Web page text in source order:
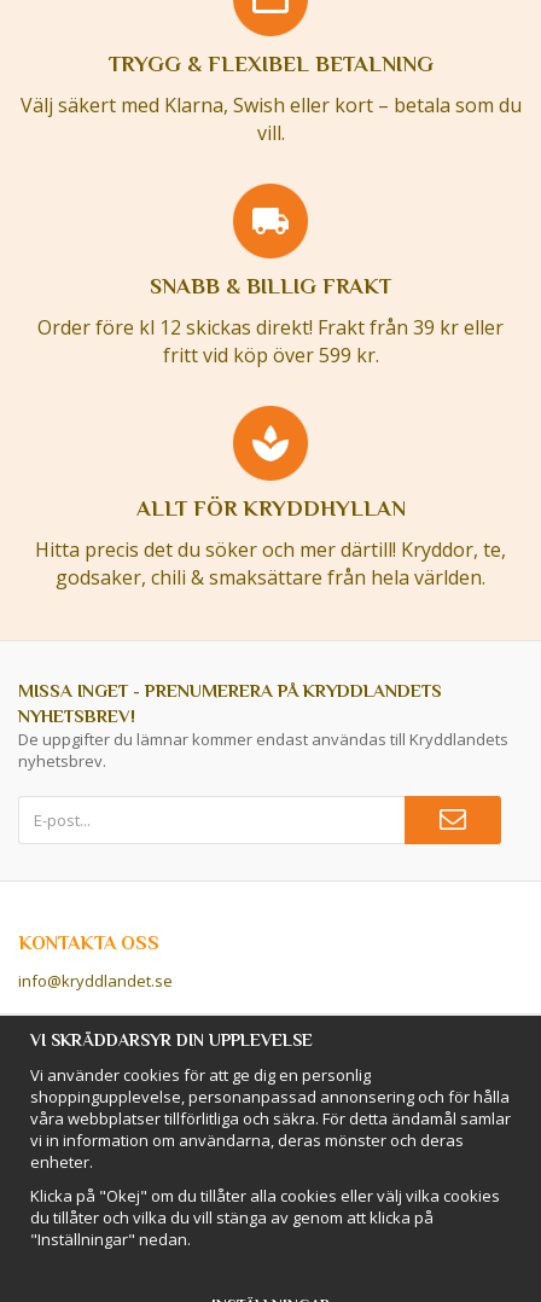
TRYGG & FLEXIBEL BETALNING
Välj säkert med Klarna, Swish eller kort – betala som du
vill.
SNABB & BILLIG FRAKT
Order före kl 12 skickas direkt! Frakt från 39 kr eller
fritt vid köp över 599 kr.
ALLT FÖR KRYDDHYLLAN
Hitta precis det du söker och mer därtill! Kryddor, te,
godsaker, chili & smaksättare från hela världen.
MISSA INGET - PRENUMERERA PÅ KRYDDLANDETS
NYHETSBREV!
De uppgifter du lämnar kommer endast användas till Kryddlandets
nyhetsbrev.
KONTAKTA OSS
info@kryddlandet.se
Följ oss på Facebook!
Följ oss på Instagram!
BETALSÄTT
Hos Kryddlandet handlar du tryggt & säkert - och betalar enkelt med
kort, Klarna eller swish!
VI SKRÄDDARSYR DIN UPPLEVELSE
Vi använder cookies för att ge dig en personlig
shoppingupplevelse, personanpassad annonsering och för hålla
våra webbplatser tillförlitliga och säkra. För detta ändamål samlar
vi in information om användarna, deras mönster och deras
enheter.
Klicka på "Okej" om du tillåter alla cookies eller välj vilka cookies
du tillåter och vilka du vill stänga av genom att klicka på
"Inställningar" nedan.